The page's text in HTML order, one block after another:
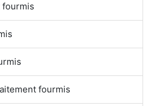
fourmis
fourmis